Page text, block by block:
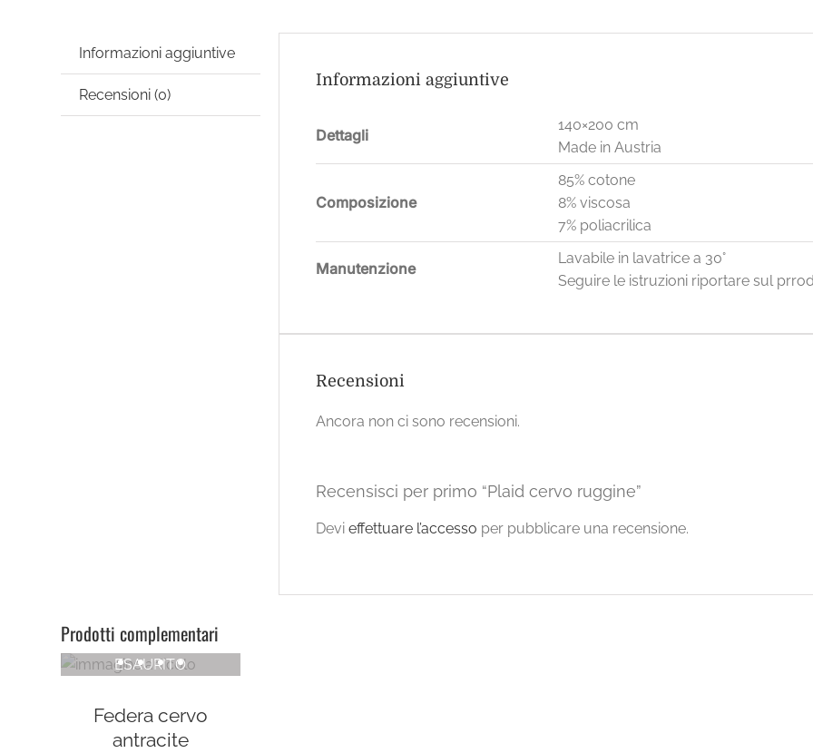
Informazioni aggiuntive
Recensioni (0)
Informazioni aggiuntive
Dettagli
140×200 cm
Made in Austria
Composizione
85% cotone
8% viscosa
7% poliacrilica
Manutenzione
Lavabile in lavatrice a 30°
Seguire le istruzioni riportare sul
Recensioni
Ancora non ci sono recensioni.
Recensisci per primo “Plaid cervo ruggine”
Devieffettuare l’accesso per pubblicare una recensione.
Prodotti complementari
ESAURITO
Federa cervo
antracite